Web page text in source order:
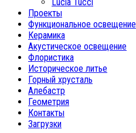
Lucia Tucci
Проекты
Функциональное освещение
Керамика
Акустическое освещение
Флористика
Историческое литье
Горный хрусталь
Алебастр
Геометрия
Контакты
Загрузки